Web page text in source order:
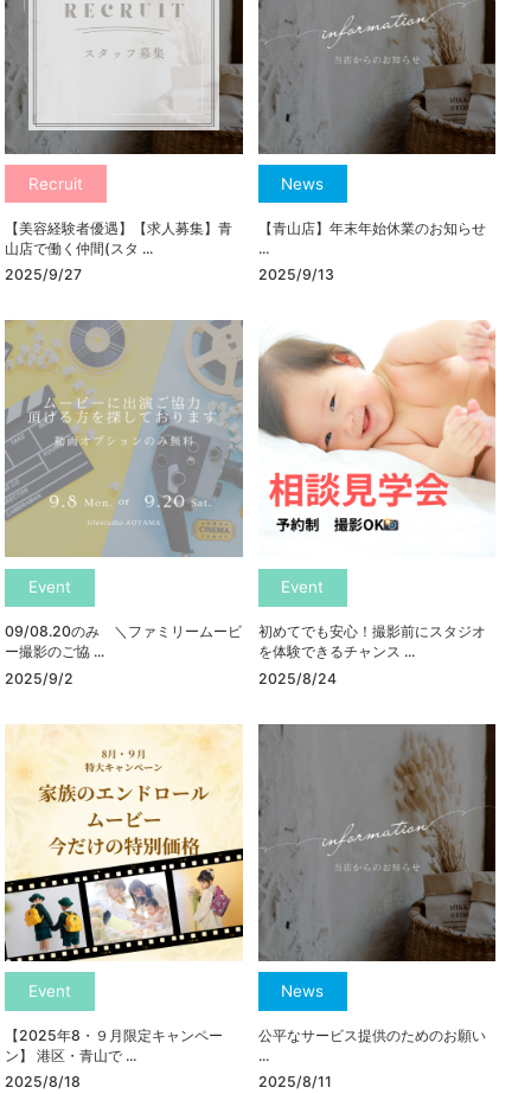
Recruit
【美容経験者優遇】【求人募集】青
山店で働く仲間(スタ ...
2025/9/27
News
【青山店】年末年始休業のお知らせ
...
2025/9/13
Event
09/08.20のみ ＼ファミリームービ
ー撮影のご協 ...
2025/9/2
Event
初めてでも安心！撮影前にスタジオ
を体験できるチャンス ...
2025/8/24
Event
【2025年8・９月限定キャンペー
ン】 港区・青山で ...
2025/8/18
News
公平なサービス提供のためのお願い
...
2025/8/11